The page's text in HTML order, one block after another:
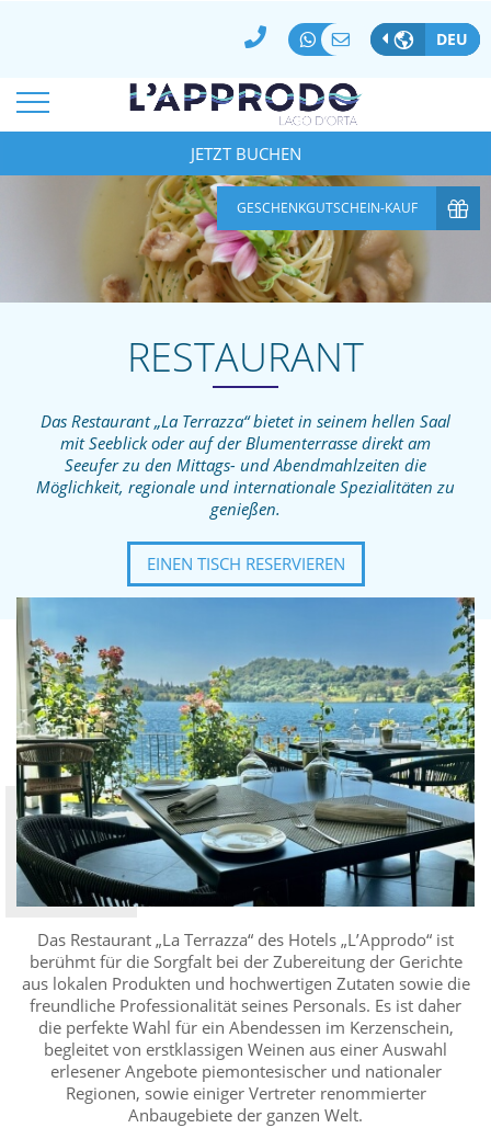
JETZT BUCHEN
DEU
100% SICHERE ZAHLUNG
ANKUNFTSDATUM:* ABREISE
08 Aug
ERWACHSENE
2
KINDER
0
CODICE AZIENDA SPECIAL CODE
RESTAURANT
Das Restaurant „La Terrazza“ bietet in seinem hellen Saal
mit Seeblick oder auf der Blumenterrasse direkt am
Seeufer zu den Mittags- und Abendmahlzeiten die
Möglichkeit, regionale und internationale Spezialitäten zu
genießen.
EINEN TISCH RESERVIEREN
Das Restaurant „La Terrazza“ des Hotels „L’Approdo“ ist
berühmt für die Sorgfalt bei der Zubereitung der Gerichte
aus lokalen Produkten und hochwertigen Zutaten sowie die
freundliche Professionalität seines Personals. Es ist daher
die perfekte Wahl für ein Abendessen im Kerzenschein,
begleitet von erstklassigen Weinen aus einer Auswahl
erlesener Angebote piemontesischer und nationaler
Regionen, sowie einiger Vertreter renommierter
Anbaugebiete der ganzen Welt.
GESCHENKGUTSCHEIN-KAUF